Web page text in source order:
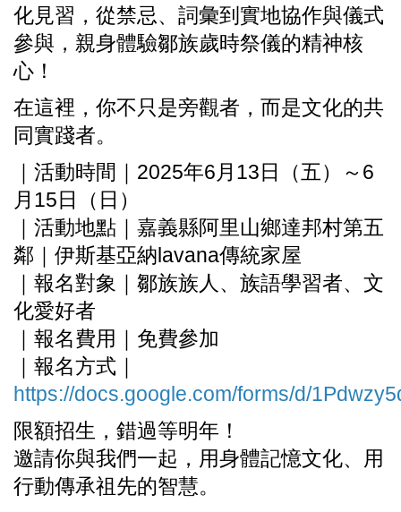
化見習，從禁忌、詞彙到實地協作與儀式
參與，親身體驗鄒族歲時祭儀的精神核
心！
在這裡，你不只是旁觀者，而是文化的共
同實踐者。
｜活動時間｜2025年6月13日（五）～6
月15日（日）
｜活動地點｜嘉義縣阿里山鄉達邦村第五
鄰｜伊斯基亞納lavana傳統家屋
｜報名對象｜鄒族族人、族語學習者、文
化愛好者
｜報名費用｜免費參加
｜報名方式｜
https://docs.google.com/forms/d/
限額招生，錯過等明年！
邀請你與我們一起，用身體記憶文化、用
行動傳承祖先的智慧。